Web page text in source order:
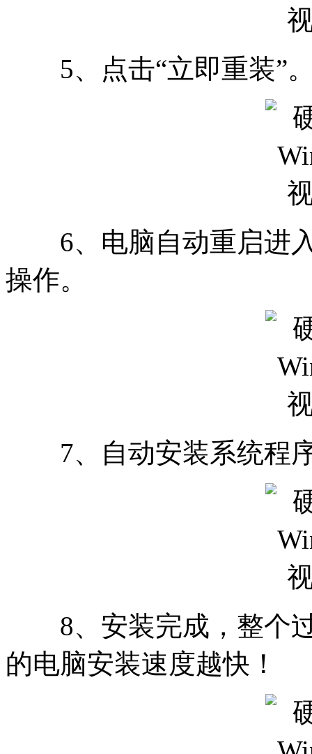
5、点击“立即重装”
6、电脑自动重启进入
操作。
7、自动安装系统程序
8、安装完成，整个过
的电脑安装速度越快！